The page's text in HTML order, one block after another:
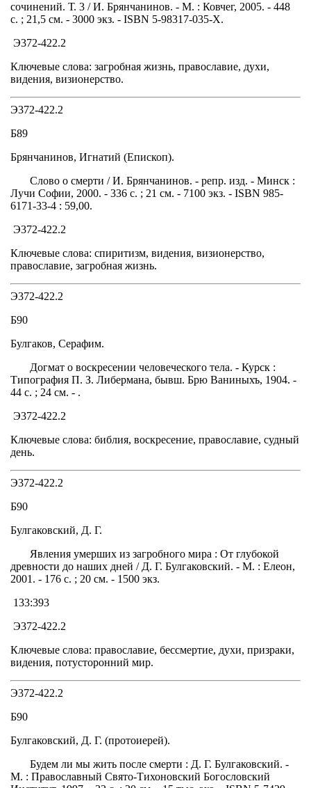
сочинений. Т. 3 / И. Брянчанинов. - М. : Ковчег, 2005. - 448
с. ; 21,5 см. - 3000 экз. - ISBN 5-98317-035-Х.
Э372-422.2
Ключевые слова: загробная жизнь, православие, духи,
видения, визионерство.
Э372-422.2
Б89
Брянчанинов, Игнатий (Епископ).
Слово о смерти / И. Брянчанинов. - репр. изд. - Минск :
Лучи Софии, 2000. - 336 с. ; 21 см. - 7100 экз. - ISBN 985-
6171-33-4 : 59,00.
Э372-422.2
Ключевые слова: спиритизм, видения, визионерство,
православие, загробная жизнь.
Э372-422.2
Б90
Булгаков, Серафим.
Догмат о воскресении человеческого тела. - Курск :
Типография П. З. Либермана, бывш. Брю Ваниныхъ, 1904. -
44 с. ; 24 см. - .
Э372-422.2
Ключевые слова: библия, воскресение, православие, судный
день.
Э372-422.2
Б90
Булгаковский, Д. Г.
Явления умерших из загробного мира : От глубокой
древности до наших дней / Д. Г. Булгаковский. - М. : Елеон,
2001. - 176 с. ; 20 см. - 1500 экз.
133:393
Э372-422.2
Ключевые слова: православие, бессмертие, духи, призраки,
видения, потусторонний мир.
Э372-422.2
Б90
Булгаковский, Д. Г. (протоиерей).
Будем ли мы жить после смерти : Д. Г. Булгаковский. -
М. : Православный Свято-Тихоновский Богословский